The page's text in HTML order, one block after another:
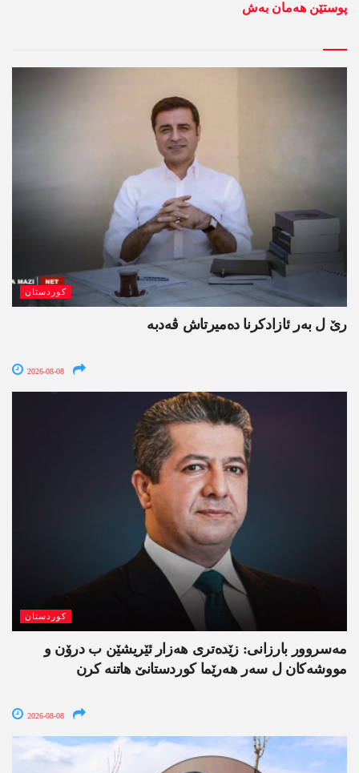
پوستێن ھەمان بەش
کوردستان
رێ ل بەر ئازادکرنا دەمیرتاش ڤەدبە
2026-08-08
کوردستان
مەسروور بارزانی: زێدەتری ھەزار ئێریشێن ب درۆن و
مووشەکان ل سەر ھەرێما کوردستانێ ھاتنە کرن
2026-08-08